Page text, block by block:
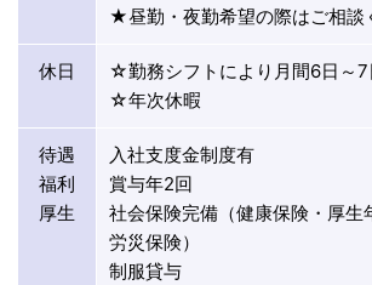
★昼勤・夜勤希望の際はご相談
休日
☆勤務シフトにより月間6日～7
☆年次休暇
待遇
福利
厚生
入社支度金制度有
賞与年2回
社会保険完備（健康保険・厚生
労災保険）
制服貸与